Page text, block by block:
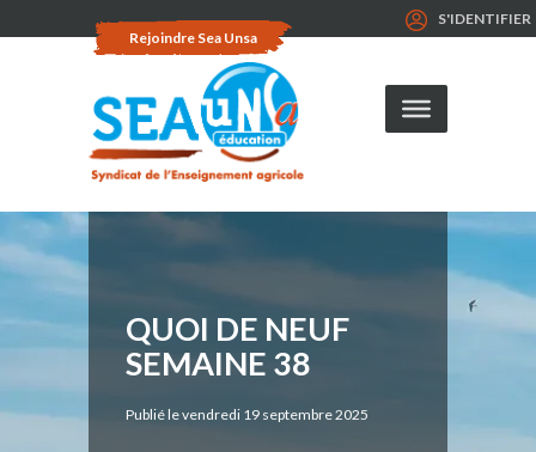
Rejoindre Sea Unsa
S'IDENTIFIER
QUOI DE NEUF
SEMAINE 38
Publié le vendredi 19 septembre 2025